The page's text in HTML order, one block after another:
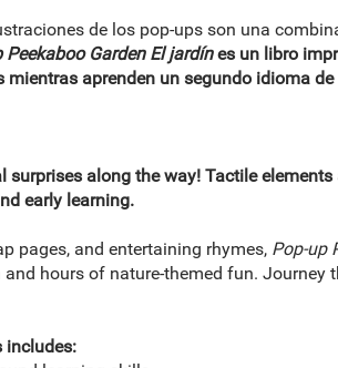
de los pop-ups son una
Peekaboo Garden El jardínes un libro
aprenden un segundo idioma
along the way! Tactile
early learning.
pages, and entertaining rhymes, Pop-up
hours of nature-themed fun. Journey
includes: